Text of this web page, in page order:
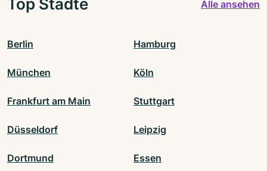
Alle ansehen
Berlin Hamburg
München Köln
Frankfurt am Main Stuttgart
Düsseldorf Leipzig
Dortmund Essen